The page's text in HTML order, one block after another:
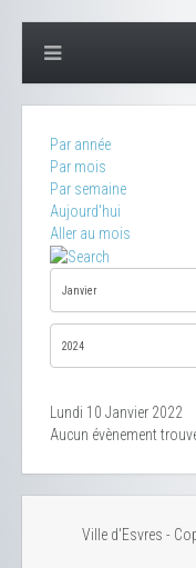
Par année
Par mois
Par semaine
Aujourd'hui
Aller au mois
Lundi 10 Janvier 2022
Aucun évènement
Ville d'Esvres -